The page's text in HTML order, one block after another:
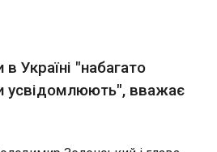
відкриє для естонських
компаній доступ до
передового українського
президента Казахстану
у зв'язку з набранням
Україні "набагато
усвідомлюють", вважає